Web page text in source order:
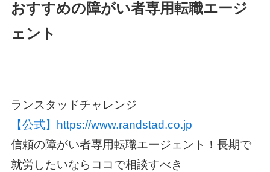
おすすめの障がい者専用転職エージ
ェント
ランスタッドチャレンジ
【公式】https://www.randstad.co.jp
信頼の障がい者専用転職エージェント！長期で
就労したいならココで相談すべき